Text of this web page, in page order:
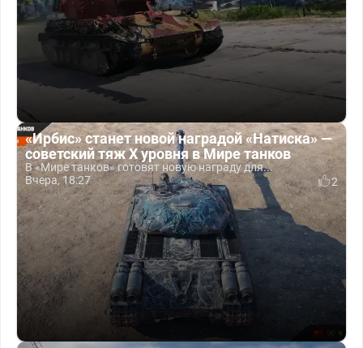
«Ирбис» станет новой наградой «Натиска» —
советский тяж X уровня в Мире танков
В «Мире танков» готовят новую награду для...
Вчера, 18:27
2